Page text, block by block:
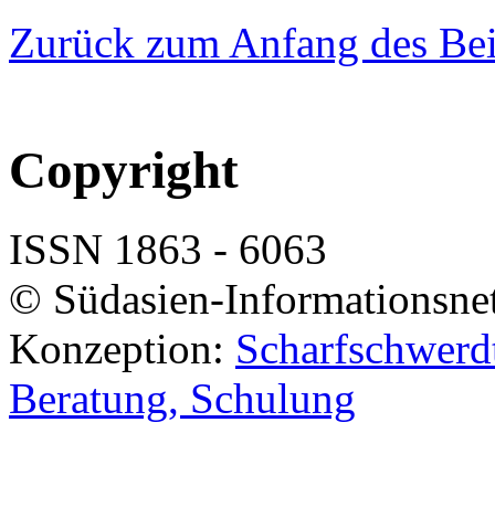
Zurück zum Anfang des
Copyright
ISSN 1863 - 6063
© Südasien-
Konzeption:
Beratung, Schulung